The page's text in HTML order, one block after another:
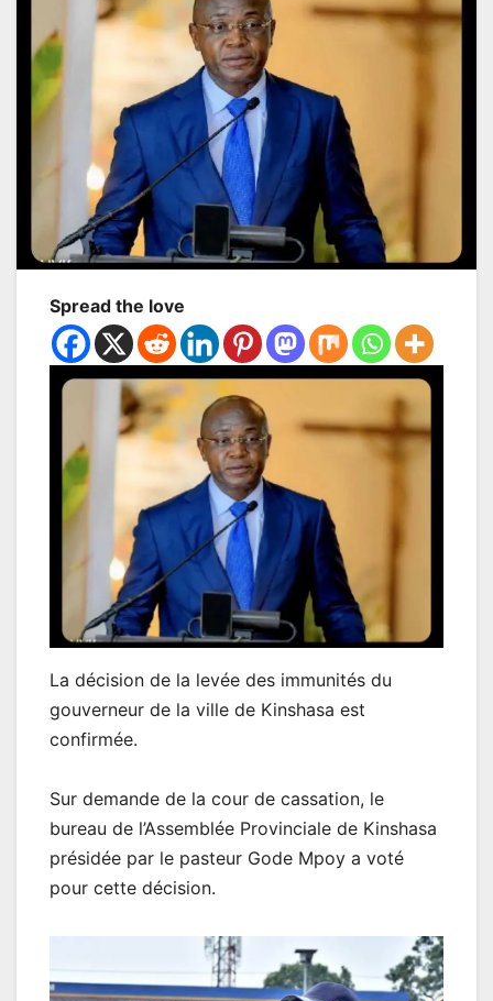
Spread the love
La décision de la levée des immunités du
gouverneur de la ville de Kinshasa est
confirmée.
Sur demande de la cour de cassation, le
bureau de l’Assemblée Provinciale de Kinshasa
présidée par le pasteur Gode Mpoy a voté
pour cette décision.